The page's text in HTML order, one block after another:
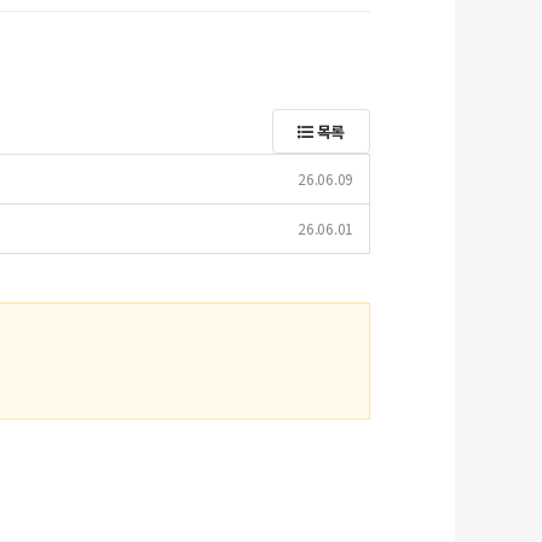
목록
26.06.09
26.06.01